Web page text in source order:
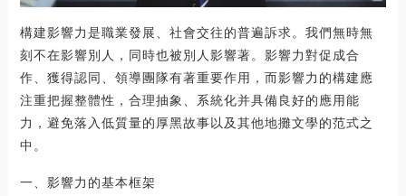
構建影響力是職業發展、社會交往的普遍訴求。我們無時無
刻不在影響別人，同時也被別人影響著。影響力對促成合
作、獲得認同、領導團隊有著重要作用，而影響力的構建應
注重把握整體性，合理抽象、系統化并具備良好的應用能
力，避免落入低質量的厚黑故事以及其他地攤文學的范式之
中。
一、影響力的基本框架